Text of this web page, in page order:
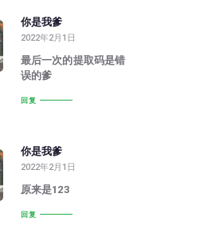
你是我爹
2022年2月1日
最后一次的提取码是错
误的爹
回复
你是我爹
2022年2月1日
原来是123
回复